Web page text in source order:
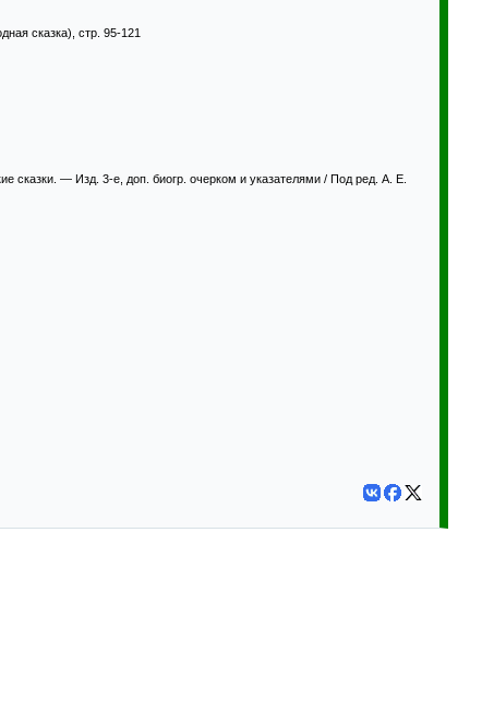
сказка), стр. 95-121
сказки. — Изд. 3-е, доп. биогр. очерком и указателями / Под ред. А. Е.